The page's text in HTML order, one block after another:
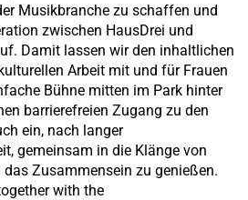
Musikbranche zu schaffen und
zwischen HausDrei und
Damit lassen wir den inhaltlichen
Arbeit mit und für Frauen
Bühne mitten im Park hinter
barrierefreien Zugang zu den
ein, nach langer
gemeinsam in die Klänge von
Zusammensein zu genießen.
with the